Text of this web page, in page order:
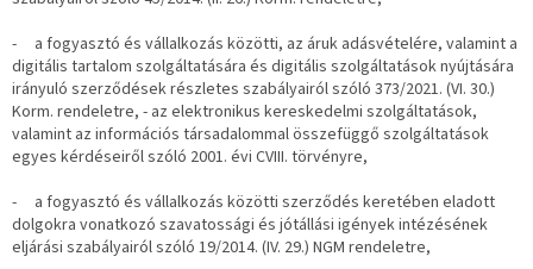
- a fogyasztó és vállalkozás közötti, az áruk adásvételére, valamint a
digitális tartalom szolgáltatására és digitális szolgáltatások nyújtására
irányuló szerződések részletes szabályairól szóló 373/2021. (VI. 30.)
Korm. rendeletre, - az elektronikus kereskedelmi szolgáltatások,
valamint az információs társadalommal összefüggő szolgáltatások
egyes kérdéseiről szóló 2001. évi CVIII. törvényre,
- a fogyasztó és vállalkozás közötti szerződés keretében eladott
dolgokra vonatkozó szavatossági és jótállási igények intézésének
eljárási szabályairól szóló 19/2014. (IV. 29.) NGM rendeletre,